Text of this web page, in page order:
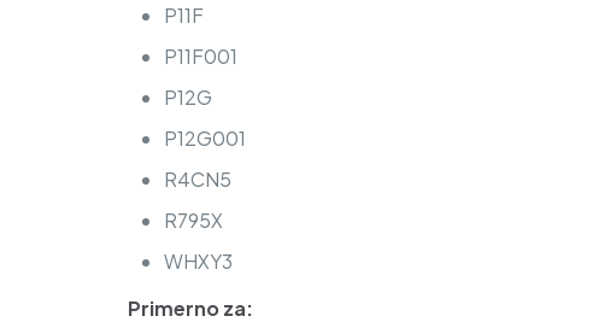
P11F
P11F001
P12G
P12G001
R4CN5
R795X
WHXY3
Primerno za: